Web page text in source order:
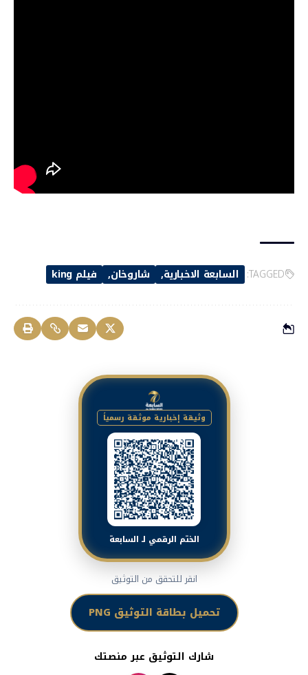
TAGGED: السابعة الاخبارية شاروخان فيلم king
وثيقة إخبارية موثقة رسمياً
الختم الرقمي لـ السابعة
انقر للتحقق من التوثيق
تحميل بطاقة التوثيق PNG
شارك التوثيق عبر منصتك